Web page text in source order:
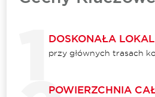
DOSKONAŁA
przy głównych trasach
POWIERZCHNIA